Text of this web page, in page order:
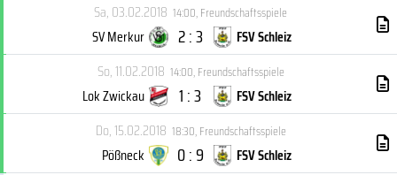
Sa, 03.02.2018 14:00,Freundschaftsspiele
SV Merkur 2 : 3
FSV Schleiz
So, 11.02.2018 14:00,Freundschaftsspiele
Lok Zwickau 1 : 3
FSV Schleiz
Do, 15.02.2018 18:30,Freundschaftsspiele
Pößneck 0 : 9
FSV Schleiz